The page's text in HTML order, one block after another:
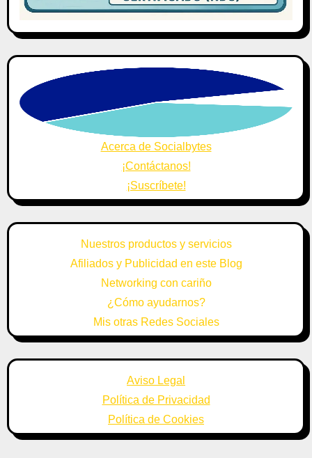
Acerca de Socialbytes
¡Contáctanos!
¡Suscríbete!
Nuestros productos y servicios
Afiliados y Publicidad en este Blog
Networking con cariño
¿Cómo ayudarnos?
Mis otras Redes Sociales
Aviso Legal
Política de Privacidad
Política de Cookies